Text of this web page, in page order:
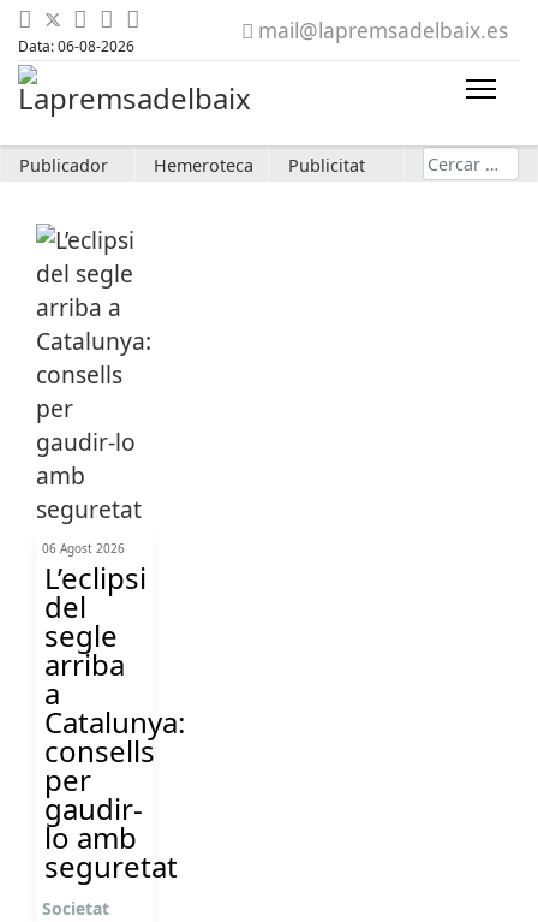
Data: 06-08-2026
mail@lapremsadelbaix.es
Publicador Hemeroteca Publicitat Cerca
06 Agost 2026
L’eclipsi
del
segle
arriba
a
Catalunya:
consells
per
gaudir-
lo amb
seguretat
Societat